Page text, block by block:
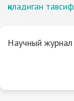
қиладиган
Научный